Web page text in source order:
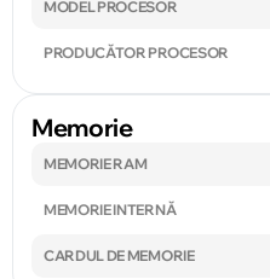
MODEL PROCESOR
PRODUCĂTOR PROCESOR
Memorie
MEMORIE RAM
MEMORIE INTERNĂ
CARDUL DE MEMORIE